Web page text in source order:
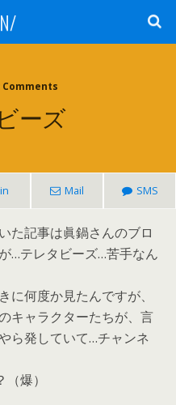
Comments
ーズ
Mail SMS
た記事は眞鍋さんのブロ
…テレタビーズ…苦手なん
に何度か見たんですが、
キャラクターたちが、言
ら発していて…チャンネ
爆）